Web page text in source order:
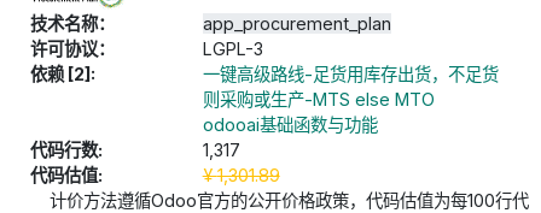
技术名称：
app_procurement_plan
许可协议：
LGPL-3
依赖 [2]:
一键高级路线-足货用库存出货，不足货
则采购或生产-MTS else MTO
odooai基础函数与功能
代码行数:
1,317
代码估值:
¥1,301.89
计价方法遵循Odoo官方的公开价格政策，代码估值为每100行代